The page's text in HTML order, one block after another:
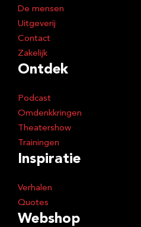
De mensen
Uitgeverij
Contact
Zakelijk
Ontdek
Podcast
Omdenkkringen
Theatershow
Trainingen
Inspiratie
Verhalen
Quotes
Webshop